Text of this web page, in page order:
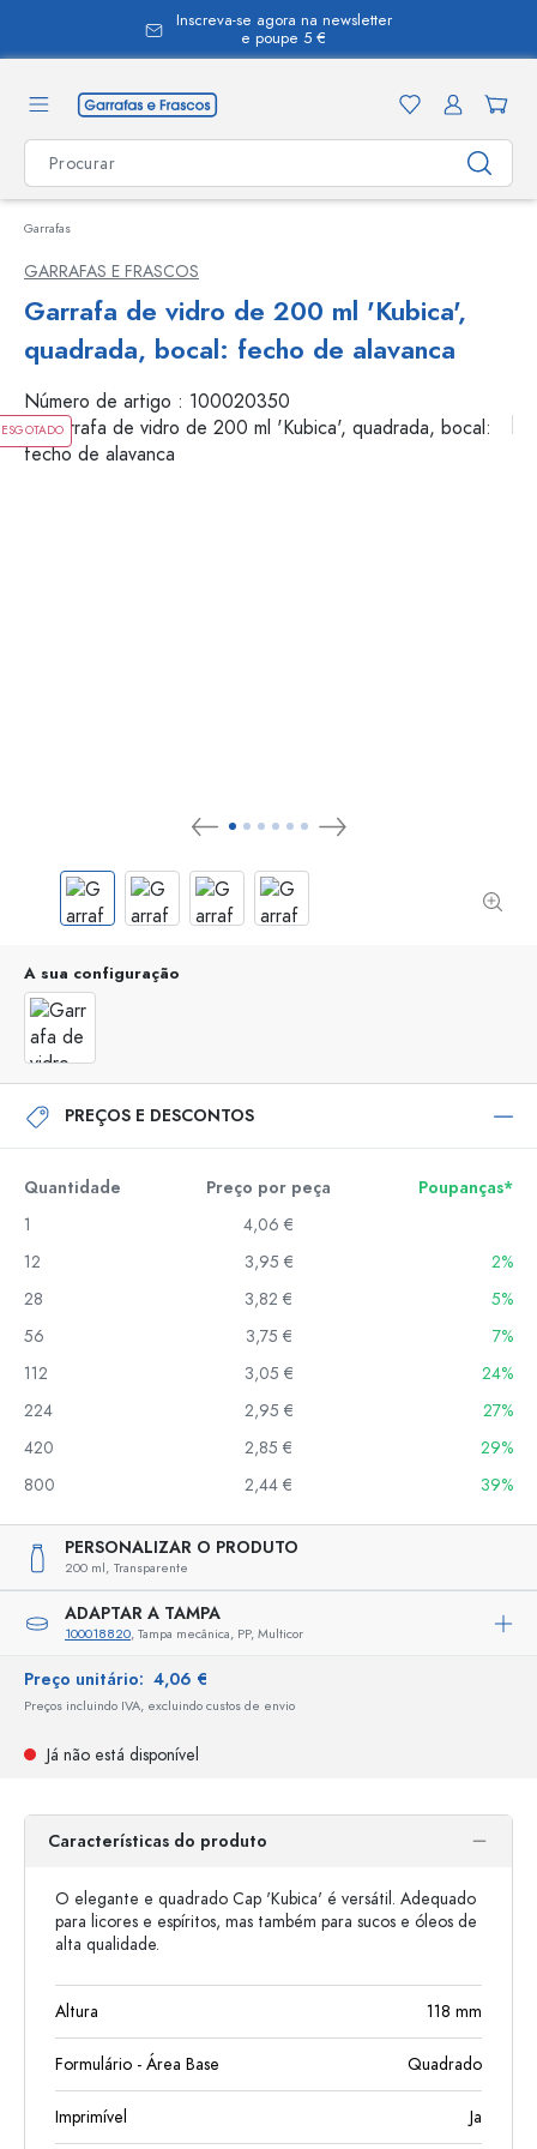
Inscreva-se agora na newsletter
e poupe 5 €
Garrafas
GARRAFAS E FRASCOS
Garrafa de vidro de 200 ml 'Kubica',
quadrada, bocal: fecho de alavanca
Número de artigo : 100020350
ESGOTADO
A sua configuração
PREÇOS E DESCONTOS
Quantidade Preço por peça
Poupanças*
1
4,06 €
12
3,95 €
2%
28
3,82 €
5%
56
3,75 €
7%
112
3,05 €
24%
224
2,95 €
27%
420
2,85 €
29%
800
2,44 € 39%
PERSONALIZAR O PRODUTO
200 ml, Transparente
ADAPTAR A TAMPA
100018820, Tampa mecânica, PP, Multicor
Preço unitário: 4,06 €
Preços incluindo IVA, excluindo custos de envio
Já não está disponível
Características do produto
O elegante e quadrado Cap 'Kubica' é versátil. Adequado
para licores e espíritos, mas também para sucos e óleos de
alta qualidade.
Altura 118 mm
Formulário - Área Base Quadrado
Imprimível Ja